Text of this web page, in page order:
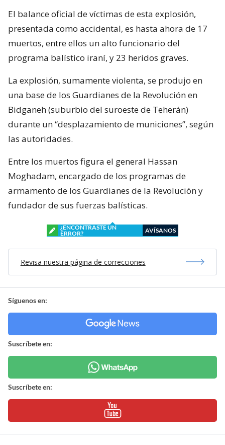
El balance oficial de víctimas de esta explosión,
presentada como accidental, es hasta ahora de 17
muertos, entre ellos un alto funcionario del
programa balístico iraní, y 23 heridos graves.
La explosión, sumamente violenta, se produjo en
una base de los Guardianes de la Revolución en
Bidganeh (suburbio del suroeste de Teherán)
durante un “desplazamiento de municiones”, según
las autoridades.
Entre los muertos figura el general Hassan
Moghadam, encargado de los programas de
armamento de los Guardianes de la Revolución y
fundador de sus fuerzas balísticas.
¿ENCONTRASTE UN
ERROR?
AVÍSANOS
Revisa nuestra página de correcciones
Síguenos en:
Suscríbete en:
Suscríbete en: